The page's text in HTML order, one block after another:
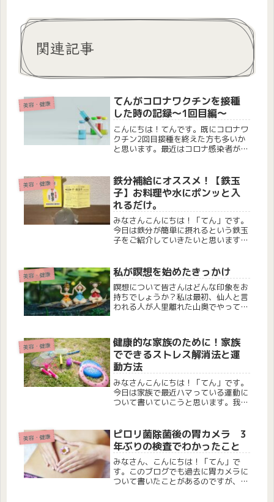
関連記事
美容・健康
てんがコロナワクチンを接種
した時の記録〜1回目編〜
こんにちは！てんです。既にコロナワ
クチン2回目接種を終えた方も多いか
と思います。最近はコロナ感染者が減
チン接種の話題が多くなってきてる気
がします。自分でも記録を残しておき
た...
美容・健康
鉄分補給にオススメ！【鉄玉
子】お料理や水にポンッと入
れるだけ。
みなさんこんにちは！「てん」です。
今日は鉄分が簡単に摂れるという鉄玉
子をご紹介していきたいと思います。
と探していて見つけました！女性は毎
月生理があるので特に鉄分が必要にな
っ...
美容・健康 私が瞑想を始めたきっかけ
瞑想について皆さんはどんな印象をお
持ちでしょうか？私は最初、仙人と言
われる人が人里離れた山奥でやってい
じゃなくても山奥じゃなくてももっと
手軽に身近に簡単に出来てしかも脳や
身...
美容・健康
健康的な家族のために！家族
でできるストレス解消法と運
動方法
みなさんこんにちは！「てん」です。
今日は家族で最近ハマっている運動に
ついて書いていこうと思います。我が
一輪車プライベートなので記録がメイ
ンとなりますが、簡単に運動効果や...
美容・健康
ピロリ菌除菌後の胃カメラ 3
年ぶりの検査でわかったこと
みなさん、こんにちは！「てん」で
す。このブログでも過去に胃カメラに
ついて書いたことがあるのですが、今